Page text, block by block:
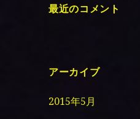
最近のコメント
アーカイブ
2015年5月